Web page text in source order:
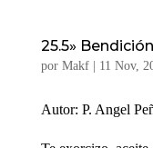
25.5»
por Makf| 11 Nov,
Autor: P. Angel